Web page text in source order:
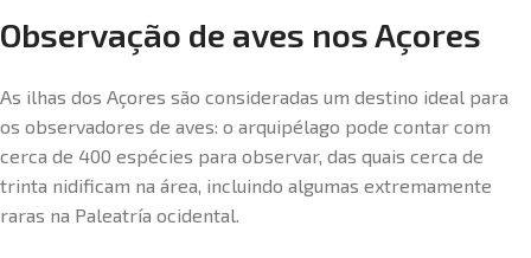
Observação de aves nos Açores
As ilhas dos Açores são consideradas um destino ideal para
os observadores de aves: o arquipélago pode contar com
cerca de 400 espécies para observar, das quais cerca de
trinta nidificam na área, incluindo algumas extremamente
raras na Paleatría ocidental.